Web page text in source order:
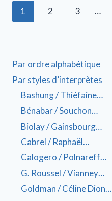
1 2 3 …
Par ordre alphabétique
Par styles d’interprètes
Bashung / Thiéfaine…
Bénabar / Souchon…
Biolay / Gainsbourg…
Cabrel / Raphaël…
Calogero / Polnareff…
G. Roussel / Vianney…
Goldman / Céline Dion…